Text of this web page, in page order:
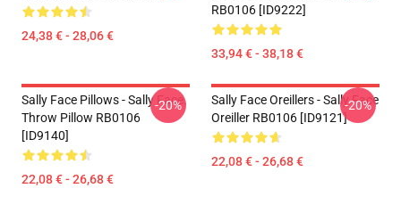
24,38 € - 28,06 €
RB0106 [ID9222]
33,94 € - 38,18 €
Sally Face Pillows - Sally Face.
Throw Pillow RB0106
[ID9140]
22,08 € - 26,68 €
-20%
Sally Face Oreillers - Sally Face
Oreiller RB0106 [ID9121]
22,08 € - 26,68 €
-20%